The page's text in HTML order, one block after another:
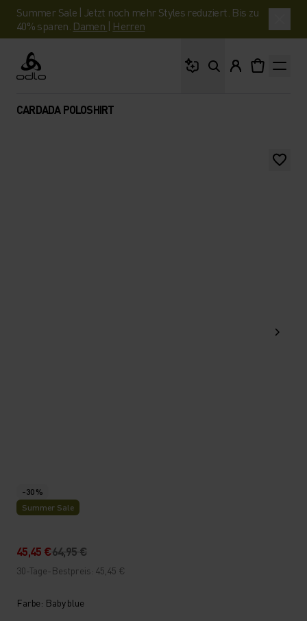
Summer Sale | Jetzt noch mehr Styles reduziert. Bis zu
40% sparen. Damen | Herren
Odlo
CARDADA POLOSHIRT
-30 %
Summer Sale
45,45 €64,95 €
30-Tage-Bestpreis: 45,45 €
Farbe: Baby blue